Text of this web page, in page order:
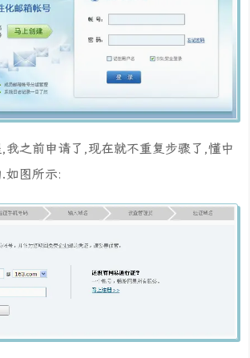
我之前申请了,现在就不重复步骤了,懂中
如图所示: